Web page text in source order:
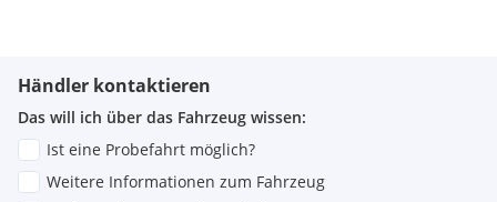
Händler kontaktieren
Das will ich über das Fahrzeug wissen:
Ist eine Probefahrt möglich?
Weitere Informationen zum Fahrzeug